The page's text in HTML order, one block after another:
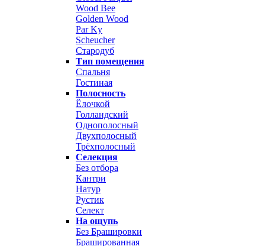
Wood Bee
Golden Wood
Par Ky
Scheucher
Стародуб
Тип помещения
Спальня
Гостиная
Полосность
Ёлочкой
Голландский
Однополосный
Двухполосный
Трёхполосный
Селекция
Без отбора
Кантри
Натур
Рустик
Селект
На ощупь
Без Брашировки
Брашированная